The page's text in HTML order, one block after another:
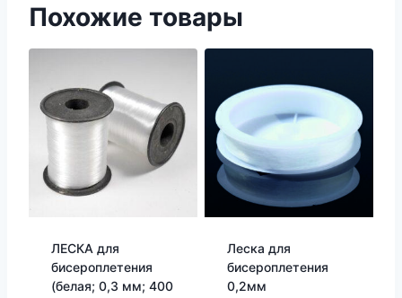
Похожие товары
ЛЕСКА для
бисероплетения
(белая; 0,3 мм; 400
Леска для
бисероплетения
0,2мм